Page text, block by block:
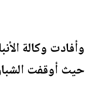
وأفادت وكالة
حيث أوقفت